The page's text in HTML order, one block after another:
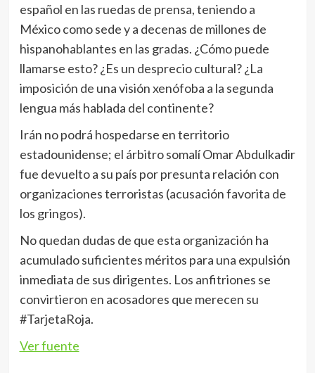
español en las ruedas de prensa, teniendo a
México como sede y a decenas de millones de
hispanohablantes en las gradas. ¿Cómo puede
llamarse esto? ¿Es un desprecio cultural? ¿La
imposición de una visión xenófoba a la segunda
lengua más hablada del continente?
Irán no podrá hospedarse en territorio
estadounidense; el árbitro somalí Omar Abdulkadir
fue devuelto a su país por presunta relación con
organizaciones terroristas (acusación favorita de
los gringos).
No quedan dudas de que esta organización ha
acumulado suficientes méritos para una expulsión
inmediata de sus dirigentes. Los anfitriones se
convirtieron en acosadores que merecen su
#TarjetaRoja.
Ver fuente